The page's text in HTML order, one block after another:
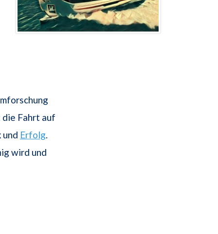
Fahrt auf
und Erfolg.
wird und